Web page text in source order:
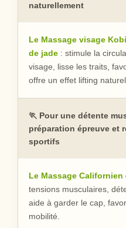
naturellement
Le Massage visage
de jade : stimule la
visage, lisse les traits,
offre un effet lifting naturel.
🏃 Pour une détente
préparation épreuve et
sportifs
Le Massage Californien
tensions musculaires,
aide à garder le cap,
mobilité.